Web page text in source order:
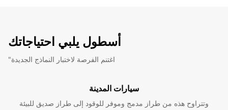
أسطول يلبي احتياجاتك
"اغتنم الفرصة لاختبار النماذج الجديدة
سيارات المدينة
وتتراوح هذه من طراز مدمج وموفر للوقود إلى طراز صديق للبيئة